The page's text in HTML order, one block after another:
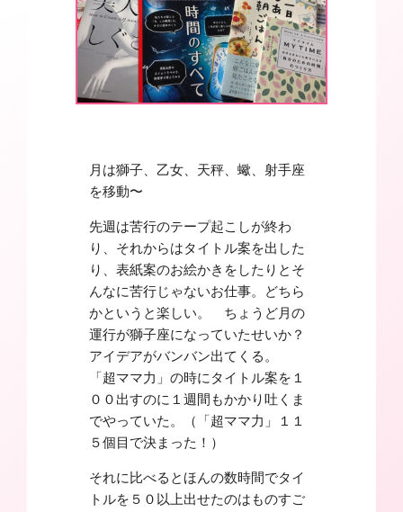
月は獅子、乙女、天秤、蠍、射手座
を移動〜
先週は苦行のテープ起こしが終わ
り、それからはタイトル案を出した
り、表紙案のお絵かきをしたりとそ
んなに苦行じゃないお仕事。どちら
かというと楽しい。 ちょうど月の
運行が獅子座になっていたせいか？
アイデアがバンバン出てくる。
「超ママ力」の時にタイトル案を１
００出すのに１週間もかかり吐くま
でやっていた。（「超ママ力」１１
５個目で決まった！）
それに比べるとほんの数時間でタイ
トルを５０以上出せたのはものすご